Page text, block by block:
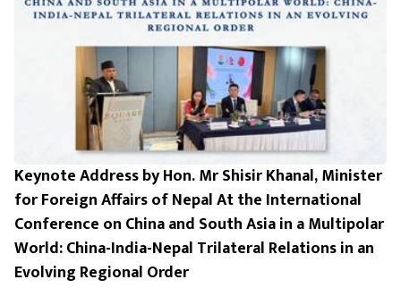
Keynote Address by Hon. Mr Shisir Khanal, Minister
for Foreign Affairs of Nepal At the International
Conference on China and South Asia in a Multipolar
World: China-India-Nepal Trilateral Relations in an
Evolving Regional Order